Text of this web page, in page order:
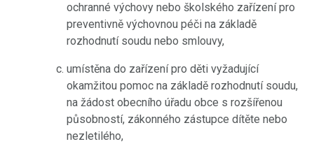
ochranné výchovy nebo školského zařízení pro
preventivně výchovnou péči na základě
rozhodnutí soudu nebo smlouvy,
umístěna do zařízení pro děti vyžadující
okamžitou pomoc na základě rozhodnutí soudu,
na žádost obecního úřadu obce s rozšířenou
působností, zákonného zástupce dítěte nebo
nezletilého,